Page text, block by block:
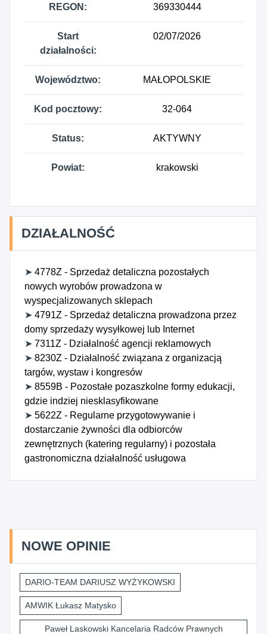
REGON: 369330444
Start
działalności:
02/07/2026
Województwo: MAŁOPOLSKIE
Kod pocztowy: 32-064
Status: AKTYWNY
Powiat: krakowski
DZIAŁALNOŚĆ
➤ 4778Z - Sprzedaż detaliczna pozostałych
nowych wyrobów prowadzona w
wyspecjalizowanych sklepach
➤ 4791Z - Sprzedaż detaliczna prowadzona przez
domy sprzedaży wysyłkowej lub Internet
➤ 7311Z - Działalność agencji reklamowych
➤ 8230Z - Działalność związana z organizacją
targów, wystaw i kongresów
➤ 8559B - Pozostałe pozaszkolne formy edukacji,
gdzie indziej niesklasyfikowane
➤ 5622Z - Regularne przygotowywanie i
dostarczanie żywności dla odbiorców
zewnętrznych (katering regularny) i pozostała
gastronomiczna działalność usługowa
NOWE OPINIE
DARIO-TEAM DARIUSZ WYŻYKOWSKI
AMWIK Łukasz Matysko
Paweł Laskowski Kancelaria Radców Prawnych